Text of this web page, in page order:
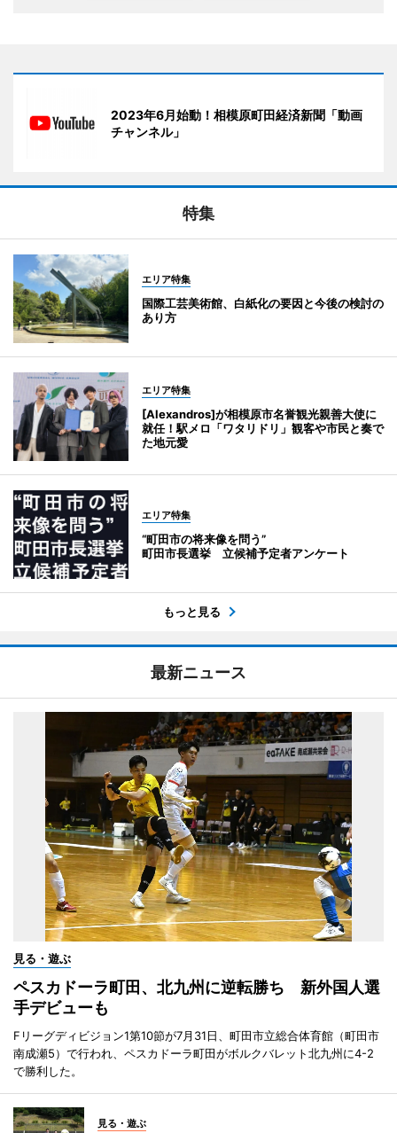
2023年6月始動！相模原町田経済新聞「動画
チャンネル」
特集
エリア特集
国際工芸美術館、白紙化の要因と今後の検討の
あり方
エリア特集
[Alexandros]が相模原市名誉観光親善大使に
就任！駅メロ「ワタリドリ」観客や市民と奏で
た地元愛
エリア特集
“町田市の将来像を問う”
町田市長選挙 立候補予定者アンケート
もっと見る
最新ニュース
見る・遊ぶ
ペスカドーラ町田、北九州に逆転勝ち 新外国人選
手デビューも
Fリーグディビジョン1第10節が7月31日、町田市立総合体育館（町田市
南成瀬5）で行われ、ペスカドーラ町田がボルクバレット北九州に4-2
で勝利した。
見る・遊ぶ